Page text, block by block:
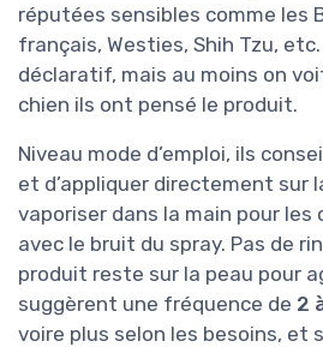
réputées sensibles comme les
français, Westies, Shih Tzu,
déclaratif, mais au moins on
chien ils ont pensé le produit.
Niveau mode d’emploi, ils
et d’appliquer directement sur
vaporiser dans la main pour les
avec le bruit du spray. Pas de
produit reste sur la peau pour
suggèrent une fréquence de 2
voire plus selon les besoins, et